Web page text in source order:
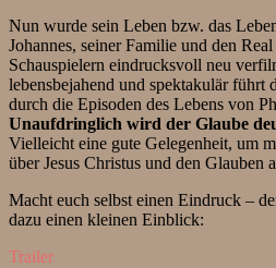
Nun wurde sein Leben bzw. das
Johannes, seiner Familie und den
Schauspielern eindrucksvoll neu
lebensbejahend und spektakulär führt
durch die Episoden des Lebens von
Unaufdringlich wird der Glaube
Vielleicht eine gute Gelegenheit, um
über Jesus Christus und den Glauben
Macht euch selbst einen Eindruck –
dazu einen kleinen Einblick:
Trailer